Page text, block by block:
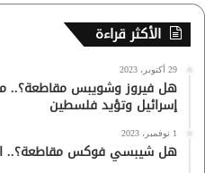
الأكثر قراءة
29 أكتوبر، 2023
هل فيروز وشويبس مقاطعة؟..
إسرائيل وتؤيد فلسطين
1 نوفمبر، 2023
هل شيبسي فوكس مقاطعة؟..